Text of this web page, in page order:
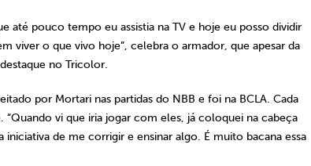
até pouco tempo eu assistia na TV e hoje eu posso dividir
viver o que vivo hoje”, celebra o armador, que apesar da
no Tricolor.
por Mortari nas partidas do NBB e foi na BCLA. Cada
vi que iria jogar com eles, já coloquei na cabeça
de me corrigir e ensinar algo. É muito bacana essa